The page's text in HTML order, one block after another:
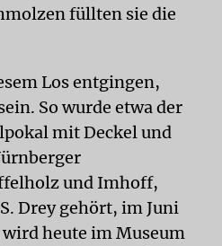
füllten sie die
Los entgingen,
So wurde etwa der
mit Deckel und
und Imhoff,
Drey gehört, im Juni
heute im Museum